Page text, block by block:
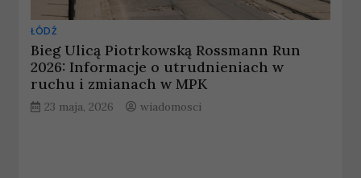
ŁÓDŹ
Bieg Ulicą Piotrkowską Rossmann Run
2026: Informacje o utrudnieniach w
ruchu i zmianach w MPK
23 maja, 2026 wiadomosci